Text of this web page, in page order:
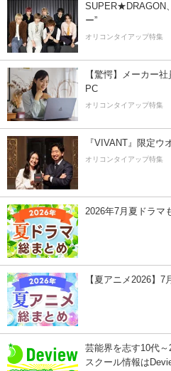
SUPER★DRAGON
ー”
オリコンタイアップ特集
【驚愕】メーカー
PC
オリコンタイアップ特集
『VIVANT』限定
オリコンタイアップ特集
2026年7月夏ドラマ
【夏アニメ2026】
芸能界を志す10代
スクール情報は